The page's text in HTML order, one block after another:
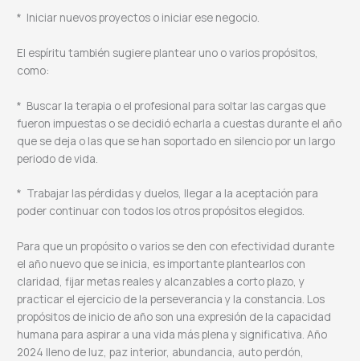
* Iniciar nuevos proyectos o iniciar ese negocio.
El espíritu también sugiere plantear uno o varios propósitos,
como:
* Buscar la terapia o el profesional para soltar las cargas que
fueron impuestas o se decidió echarla a cuestas durante el año
que se deja o las que se han soportado en silencio por un largo
periodo de vida.
* Trabajar las pérdidas y duelos, llegar a la aceptación para
poder continuar con todos los otros propósitos elegidos.
Para que un propósito o varios se den con efectividad durante
el año nuevo que se inicia, es importante plantearlos con
claridad, fijar metas reales y alcanzables a corto plazo, y
practicar el ejercicio de la perseverancia y la constancia. Los
propósitos de inicio de año son una expresión de la capacidad
humana para aspirar a una vida más plena y significativa. Año
2024 lleno de luz, paz interior, abundancia, auto perdón,